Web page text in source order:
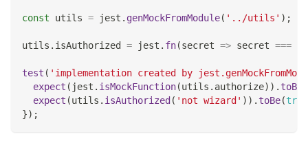
const utils = jest . genMockFromModule( '../utils' ) ;
utils . isAuthorized = jest . fn(secret => secret ===
test ( 'implementation created by
expect ( jest . isMockFunction(utils . authorize) ) . toBe
expect (utils . isAuthorized ( 'not wizard' ) ) . toBe(true
}) ;